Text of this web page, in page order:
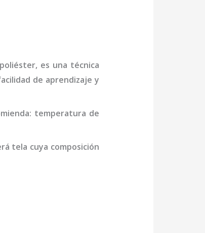
es una técnica
de aprendizaje y
temperatura de
tela cuya composición